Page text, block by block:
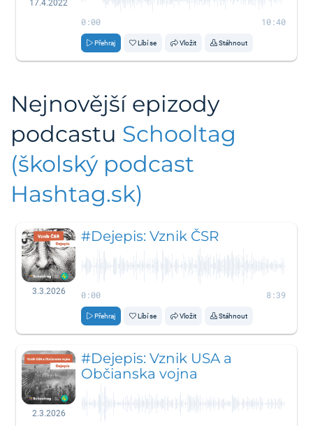
17.4.2022
0:00 10:40
Přehraj Líbí se Vložit Stáhnout
Nejnovější epizody
podcastu Schooltag
(školský podcast
Hashtag.sk)
3.3.2026
#Dejepis: Vznik ČSR
0:00 8:39
Přehraj Líbí se Vložit Stáhnout
2.3.2026
#Dejepis: Vznik USA a
Občianska vojna